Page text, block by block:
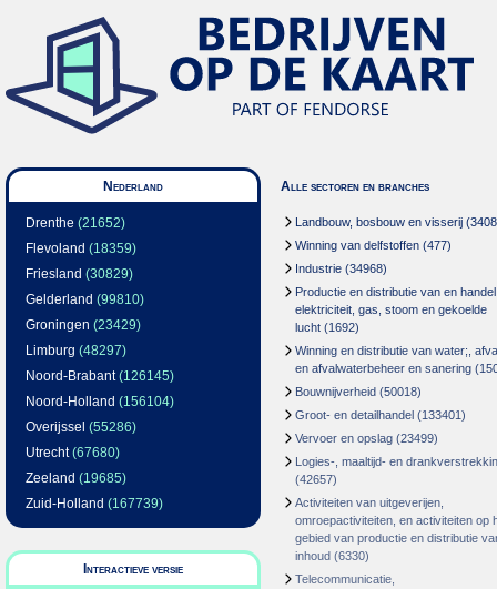
Nederland
Drenthe (21652)
Flevoland (18359)
Friesland (30829)
Gelderland (99810)
Groningen (23429)
Limburg (48297)
Noord-Brabant(126145)
Noord-Holland (156104)
Overijssel (55286)
Utrecht(67680)
Zeeland (19685)
Zuid-Holland (167739)
Interactieve versie
Alle sectoren en branches
Landbouw, bosbouw en visserij
Winning van delfstoffen (477)
Industrie (34968)
Productie en distributie van en
elektriciteit, gas, stoom en gekoelde
lucht (1692)
Winning en distributie van water;,
en afvalwaterbeheer en sanering
Bouwnijverheid (50018)
Groot- en detailhandel (133401)
Vervoer en opslag (23499)
Logies-, maaltijd- en
(42657)
Activiteiten van uitgeverijen,
omroepactiviteiten, en activiteiten op
gebied van productie en distributie
inhoud (6330)
Telecommunicatie,